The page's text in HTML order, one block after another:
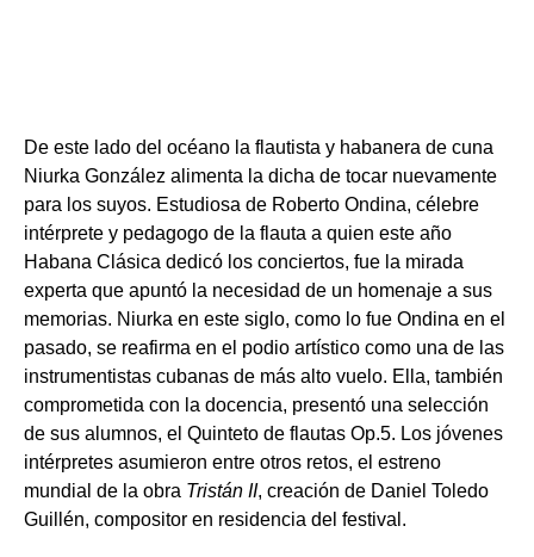
De este lado del océano la flautista y habanera de cuna
Niurka González alimenta la dicha de tocar nuevamente
para los suyos. Estudiosa de Roberto Ondina, célebre
intérprete y pedagogo de la flauta a quien este año
Habana Clásica dedicó los conciertos, fue la mirada
experta que apuntó la necesidad de un homenaje a sus
memorias. Niurka en este siglo, como lo fue Ondina en el
pasado, se reafirma en el podio artístico como una de las
instrumentistas cubanas de más alto vuelo. Ella, también
comprometida con la docencia, presentó una selección
de sus alumnos, el Quinteto de flautas Op.5. Los jóvenes
intérpretes asumieron entre otros retos, el estreno
mundial de la obra Tristán II, creación de Daniel Toledo
Guillén, compositor en residencia del festival.